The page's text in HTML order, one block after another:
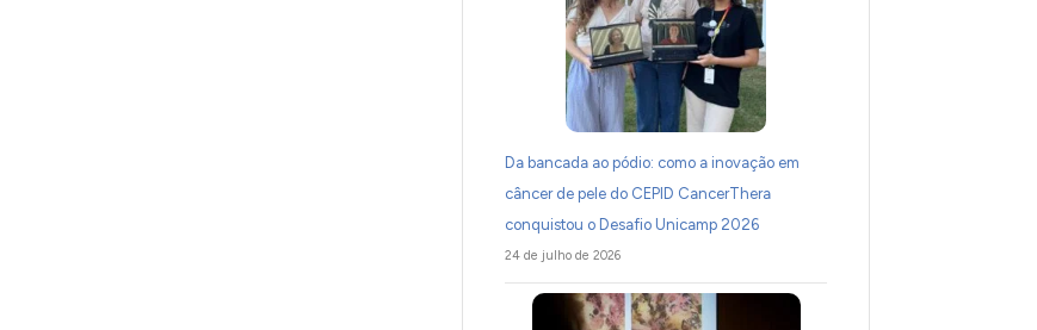
Da bancada ao pódio: como a inovação em
câncer de pele do CEPID CancerThera
conquistou o Desafio Unicamp 2026
24 de julho de 2026